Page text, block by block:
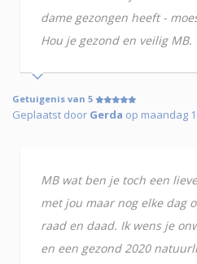
dame gezongen heeft -
Hou je gezond en veilig MB.
Getuigenis van 5
Geplaatst door Gerda op maandag
MB wat ben je toch een
met jou maar nog elke dag
raad en daad. Ik wens je
en een gezond 2020